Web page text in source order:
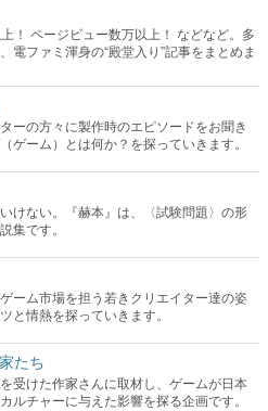
！ ページビュー数万以上！ などなど。多
電ファミ渾身の“殿堂入り”記事をまとめま
ーの方々に製作時のエピソードをお聞き
ゲーム）とは何か？を探っていきます。
けない。『赫本』は、〈試験問題〉の形
集です。
ーム市場を担う若きクリエイター達の姿
と情熱を探っていきます。
たち
受けた作家さんに取材し、ゲームが日本
ルチャーに与えた影響を探る企画です。